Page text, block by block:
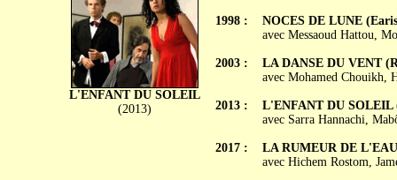
L'ENFANT DU SOLEIL
(2013)
1998 :
2003 :
2013 :
2017 :
NOCES DE LUNE
avec Messaoud Hattou,
LA DANSE DU VENT
avec Mohamed Chouikh,
L'ENFANT DU SOLEIL
avec Sarra Hannachi,
LA RUMEUR DE
avec Hichem Rostom,